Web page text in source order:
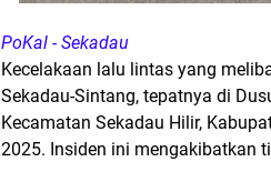
PoKal - Sekadau
Kecelakaan lalu lintas yang
Sekadau-Sintang, tepatnya di
Kecamatan Sekadau Hilir,
2025. Insiden ini mengakibatkan